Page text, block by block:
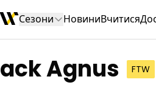
Сезони НовиниВчитися
Agnus FTW